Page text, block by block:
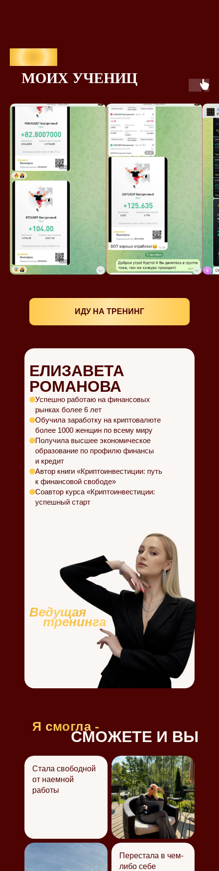
Успехи
МОИХ УЧЕНИЦ
ИДУ НА ТРЕНИНГ
ЕЛИЗАВЕТА
РОМАНОВА
Успешно работаю на финансовых
рынках более 6 лет
Обучила заработку на криптовалюте
более 1000 женщин по всему миру
Получила высшее экономическое
образование по профилю финансы
и кредит
Автор книги «Криптоинвестиции: путь
к финансовой свободе»
Соавтор курса «Криптоинвестиции:
успешный старт
Ведущая
тренинга
Стала свободной
от наемной
работы
Перестала в чем-
либо себе
СМОЖЕТЕ И ВЫ
Я смогла -